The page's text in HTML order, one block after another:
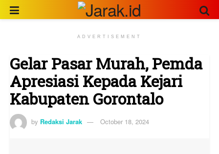
ADVERTISEMENT
Gelar Pasar Murah, Pemda
Apresiasi Kepada Kejari
Kabupaten Gorontalo
by Redaksi Jarak October 18, 2024